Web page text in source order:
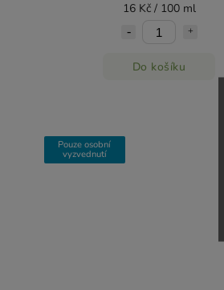
16 Kč / 100 ml
Do košíku
Pouze osobní
vyzvednutí